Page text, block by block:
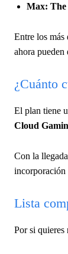
Max: The
Entre los más
ahora
¿Cuánto
El plan tiene
Cloud
Con la
incorporación
Lista
Por si quieres